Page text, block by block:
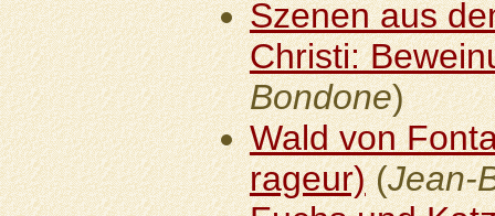
Szenen aus
Christi:
Bondone)
Wald von
rageur)(Jean-